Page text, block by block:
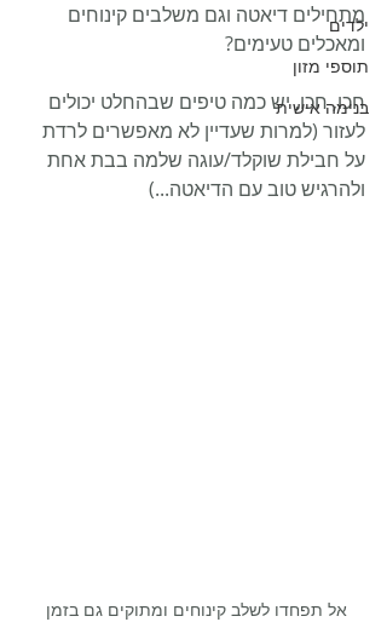
ילדים
תוספי מזון
בנימה אישית
מתחילים דיאטה וגם משלבים קינוחים
ומאכלים טעימים?
חכו, חכו, יש כמה טיפים שבהחלט יכולים
לעזור (למרות שעדיין לא מאפשרים לרדת
על חבילת שוקלד/עוגה שלמה בבת אחת
ולהרגיש טוב עם הדיאטה...)
אל תפחדו לשלב קינוחים ומתוקים גם בזמן